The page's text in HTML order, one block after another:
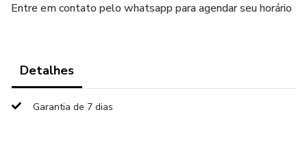
Entre em contato pelo whatsapp para agendar seu horário
Detalhes
Garantia de 7 dias